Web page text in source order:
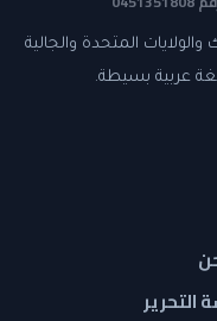
المتحدة والجالية
عربية بسيطة.
التحرير